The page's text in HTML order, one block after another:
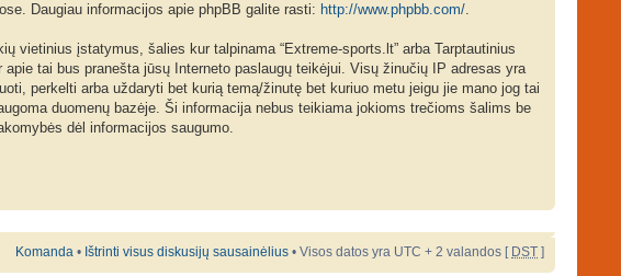
Daugiau informacijos apie phpBB galite rasti: http://www.phpbb.com/.
įstatymus, šalies kur talpinama “Extreme-sports.lt” arba Tarptautinius
tai bus pranešta jūsų Interneto paslaugų teikėjui. Visų žinučių IP adresas yra
perkelti arba uždaryti bet kurią temą/žinutę bet kuriuo metu jeigu jie mano jog tai
duomenų bazėje. Ši informacija nebus teikiama jokioms trečioms šalims be
dėl informacijos saugumo.
Komanda • Ištrinti visus diskusijų sausainėlius • Visos datos yra UTC + 2 valandos [ DST ]